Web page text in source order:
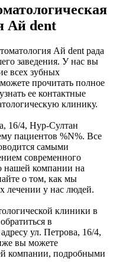
Ай dent
Ай dent рада
заведения. У нас вы
всех зубных
прочитать полное
ее контактные
клинику.
16/4, Нур-Султан
пациентов %N%. Все
самыми
современного
нашей компании на
о том, как мы
лечении у нас людей.
клиники в
в
ул. Петрова, 16/4,
вы можете
компании, подробными